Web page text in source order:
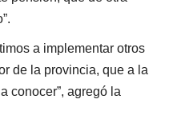
a implementar otros
de la provincia, que a la
conocer”, agregó la